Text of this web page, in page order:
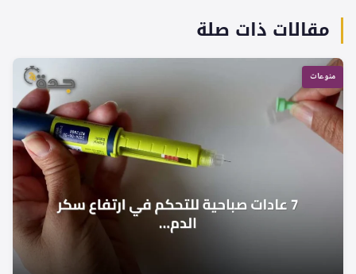
مقالات ذات صلة
منوعات